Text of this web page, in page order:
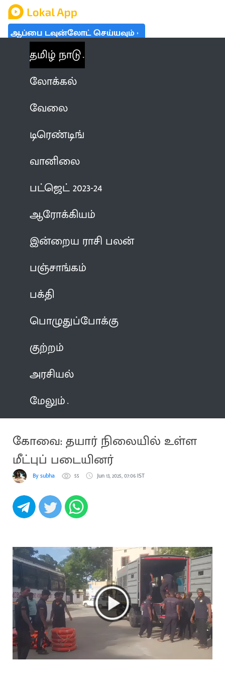
ஆப்பை டவுன்லோட் செய்யவும்
தமிழ் நாடு
லோக்கல்
வேலை
டிரெண்டிங்
வானிலை
பட்ஜெட் 2023-24
ஆரோக்கியம்
இன்றைய ராசி பலன்
பஞ்சாங்கம்
பக்தி
பொழுதுப்போக்கு
குற்றம்
அரசியல்
மேலும்
கோவை: தயார் நிலையில் உள்ள
மீட்புப் படையினர்
By subha 55 Jun 13, 2025, 07:06 IST